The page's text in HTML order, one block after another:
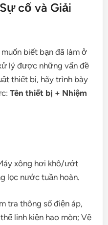
cố và Giải
biết bạn đã làm ở
lý được những vấn đề
thiết bị, hãy trình bày
Tên thiết bị + Nhiệm
xông hơi khô/ướt
lọc nước tuần hoàn.
tra thông số điện áp,
linh kiện hao mòn; Vệ